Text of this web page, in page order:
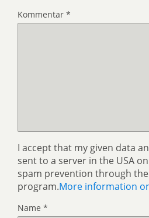
Kommentar *
I accept that my given data
sent to a server in the USA
spam prevention through the
program.More information
Name *